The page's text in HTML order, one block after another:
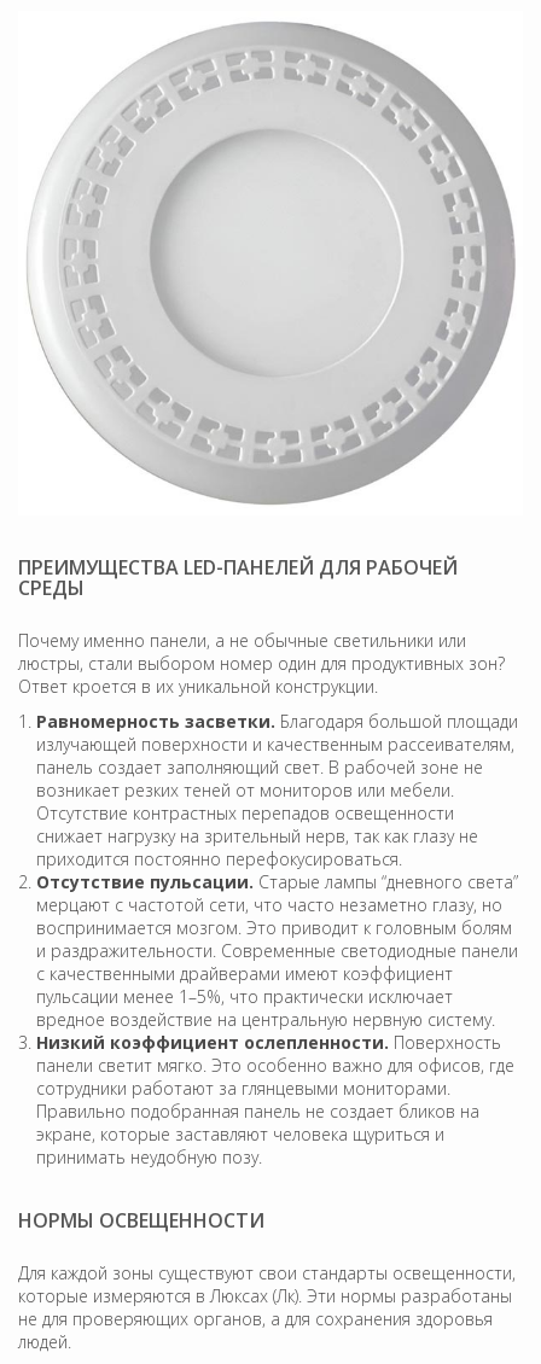
ПРЕИМУЩЕСТВА LED-ПАНЕЛЕЙ ДЛЯ РАБОЧЕЙ
СРЕДЫ
Почему именно панели, а не обычные светильники или
люстры, стали выбором номер один для продуктивных зон?
Ответ кроется в их уникальной конструкции.
Равномерность засветки. Благодаря большой площади
излучающей поверхности и качественным рассеивателям,
панель создает заполняющий свет. В рабочей зоне не
возникает резких теней от мониторов или мебели.
Отсутствие контрастных перепадов освещенности
снижает нагрузку на зрительный нерв, так как глазу не
приходится постоянно перефокусироваться.
Отсутствие пульсации. Старые лампы “дневного света”
мерцают с частотой сети, что часто незаметно глазу, но
воспринимается мозгом. Это приводит к головным болям
и раздражительности. Современные светодиодные панели
с качественными драйверами имеют коэффициент
пульсации менее 1–5%, что практически исключает
вредное воздействие на центральную нервную систему.
Низкий коэффициент ослепленности. Поверхность
панели светит мягко. Это особенно важно для офисов, где
сотрудники работают за глянцевыми мониторами.
Правильно подобранная панель не создает бликов на
экране, которые заставляют человека щуриться и
принимать неудобную позу.
НОРМЫ ОСВЕЩЕННОСТИ
Для каждой зоны существуют свои стандарты освещенности,
которые измеряются в Люксах (Лк). Эти нормы разработаны
не для проверяющих органов, а для сохранения здоровья
людей.